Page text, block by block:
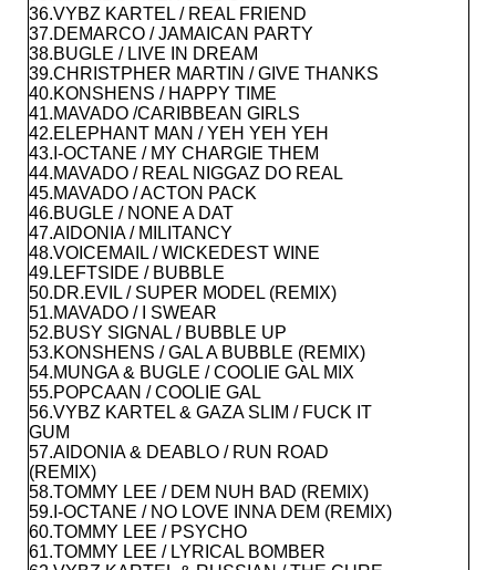
36.VYBZ KARTEL / REAL FRIEND
37.DEMARCO / JAMAICAN PARTY
38.BUGLE / LIVE IN DREAM
39.CHRISTPHER MARTIN / GIVE THANKS
40.KONSHENS / HAPPY TIME
41.MAVADO /CARIBBEAN GIRLS
42.ELEPHANT MAN / YEH YEH YEH
43.I-OCTANE / MY CHARGIE THEM
44.MAVADO / REAL NIGGAZ DO REAL
45.MAVADO / ACTON PACK
46.BUGLE / NONE A DAT
47.AIDONIA / MILITANCY
48.VOICEMAIL / WICKEDEST WINE
49.LEFTSIDE / BUBBLE
50.DR.EVIL / SUPER MODEL (REMIX)
51.MAVADO / I SWEAR
52.BUSY SIGNAL / BUBBLE UP
53.KONSHENS / GAL A BUBBLE (REMIX)
54.MUNGA & BUGLE / COOLIE GAL MIX
55.POPCAAN / COOLIE GAL
56.VYBZ KARTEL & GAZA SLIM / FUCK IT
GUM
57.AIDONIA & DEABLO / RUN ROAD
(REMIX)
58.TOMMY LEE / DEM NUH BAD (REMIX)
59.I-OCTANE / NO LOVE INNA DEM (REMIX)
60.TOMMY LEE / PSYCHO
61.TOMMY LEE / LYRICAL BOMBER